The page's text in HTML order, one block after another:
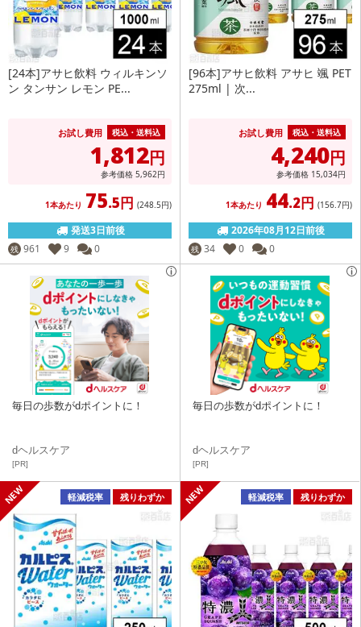
[24本]アサヒ飲料 ウィルキンソ
ン タンサン レモン PE...
お試し費用 税込・送料込
1,812円
参考価格 5,962円
1本あたり 75.5円 (248.5円)
発送3日前後
残 961 9 0
[96本]アサヒ飲料 アサヒ 颯 PET
275ml | 次...
お試し費用 税込・送料込
4,240円
参考価格 15,034円
1本あたり 44.2円 (156.7円)
2026年08月12日前後
残 34 0 0
毎日の歩数がdポイントに！
dヘルスケア
[PR]
毎日の歩数がdポイントに！
dヘルスケア
[PR]
軽減税率 残りわずか 軽減税率 残りわずか